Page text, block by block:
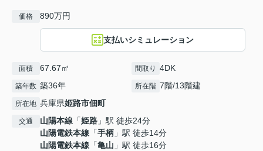
価格 890万円
支払いシミュレーション
面積 67.67㎡ 間取り 4DK
築年数 築36年 所在階 7階/13階建
所在地 兵庫県姫路市佃町
交通 山陽本線 「姫路 」駅 徒歩24分
山陽電鉄本線 「手柄 」駅 徒歩14分
山陽電鉄本線 「亀山 」駅 徒歩16分